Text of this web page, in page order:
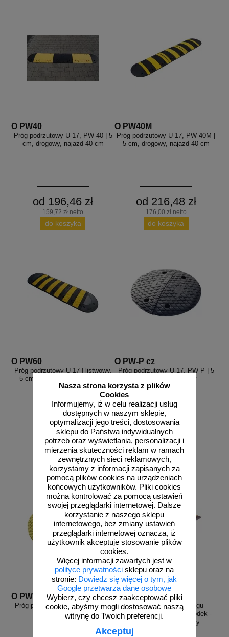
Nasza strona korzysta z plików
Cookies
Informujemy, iż w celu realizacji usług
dostępnych w naszym sklepie,
optymalizacji jego treści, dostosowania
sklepu do Państwa indywidualnych
potrzeb oraz wyświetlania, personalizacji i
mierzenia skuteczności reklam w ramach
zewnętrznych sieci reklamowych,
korzystamy z informacji zapisanych za
pomocą plików cookies na urządzeniach
końcowych użytkowników. Pliki cookies
można kontrolować za pomocą ustawień
swojej przeglądarki internetowej. Dalsze
korzystanie z naszego sklepu
internetowego, bez zmiany ustawień
przeglądarki internetowej oznacza, iż
użytkownik akceptuje stosowanie plików
cookies.
Więcej informacji zawartych jest w
polityce prywatności sklepu oraz na
stronie: Dowiedz się więcej o tym, jak
Google przetwarza dane osobowe
Wybierz, czy chcesz zaakceptować pliki
cookie, abyśmy mogli dostosować naszą
witrynę do Twoich preferencji.
Akceptuj
O PW40
Próg podrzutowy U-17, PW-40 | 5
cm, drogowy, najazd 40 cm
od 196,46 zł
159,72 zł netto
do koszyka
O PW40M
Próg podrzutowy U-17, PW-40M |
5 cm, drogowy, najazd 40 cm
od 216,48 zł
176,00 zł netto
do koszyka
O PW60
Próg podrzutowy U-17 | listwowy,
5 cm, drogowy, najazd 60 cm
od 269,85 zł
219,39 zł netto
do koszyka
O PW-P cz
Próg podrzutowy U-17, PW-P | 5
cm, drogowy, czarny
od 113,31 zł
92,12 zł netto
do koszyka
O PW-P z
Próg podrzutowy U-17, PW-P | 5
cm, drogowy, żółty
O PZ-90
Zastępczy element progu
zwalniającego PZ-90 - środek -
90x50x5 - żółto-czarny